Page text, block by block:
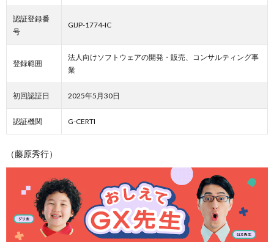
認証登録番
号
GIJP-1774-IC
登録範囲
法人向けソフトウェアの開発・販売、コンサルティング事
業
初回認証日 2025年5月30日
認証機関 G-CERTI
（藤原秀行）